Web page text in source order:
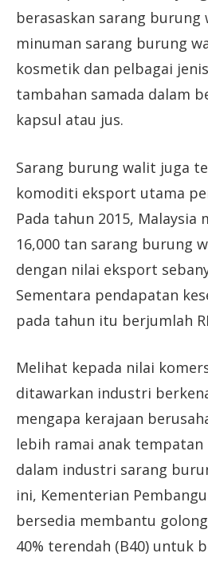
berasaskan sarang burung
minuman sarang burung
kosmetik dan pelbagai
tambahan samada dalam
kapsul atau jus.
Sarang burung walit juga
komoditi eksport utama
Pada tahun 2015, Malaysia
16,000 tan sarang burung
dengan nilai eksport
Sementara pendapatan
pada tahun itu berjumlah
Melihat kepada nilai
ditawarkan industri
mengapa kerajaan
lebih ramai anak
dalam industri sarang
ini, Kementerian
bersedia membantu
40% terendah (B40) untuk